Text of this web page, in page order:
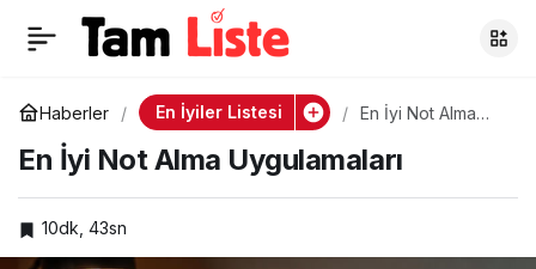
Haberler En İyiler Listesi
En İyi Not Alma
En İyi Not Alma Uygulamaları
10dk, 43sn
En İyi Şifre
Yöneticileri
Paylaş